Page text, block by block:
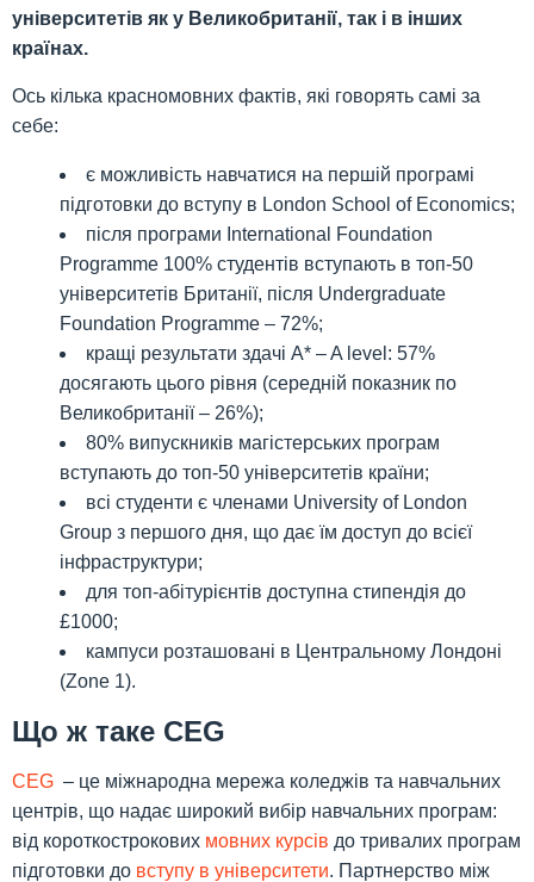
університетів як у Великобританії, так і в інших
країнах.
Ось кілька красномовних фактів, які говорять самі за
себе:
є можливість навчатися на першій програмі
підготовки до вступу в London School of Economics;
після програми International Foundation
Programme 100% студентів вступають в топ-50
університетів Британії, після Undergraduate
Foundation Programme – 72%;
кращі результати здачі A* – A level: 57%
досягають цього рівня (середній показник по
Великобританії – 26%);
80% випускників магістерських програм
вступають до топ-50 університетів країни;
всі студенти є членами University of London
Group з першого дня, що дає їм доступ до всієї
інфраструктури;
для топ-абітурієнтів доступна стипендія до
£1000;
кампуси розташовані в Центральному Лондоні
(Zone 1).
Що ж таке CEG
CEG – це міжнародна мережа коледжів та навчальних
центрів, що надає широкий вибір навчальних програм:
від короткострокових мовних курсів до тривалих програм
підготовки до вступу в університети. Партнерство між